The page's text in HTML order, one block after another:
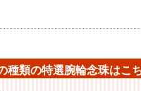
種類の特選腕輪念珠はこ